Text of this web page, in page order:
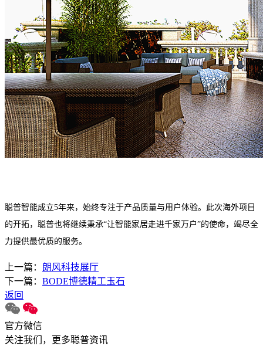
聪普智能成立5年来，始终专注于产品质量与用户体验。此次海外项目
的开拓，聪普也将继续秉承“让智能家居走进千家万户”的使命，竭尽全
力提供最优质的服务。
上一篇：
朗风科技展厅
下一篇： BODE博德精工玉石
返回
官方微信
关注我们，更多聪普资讯